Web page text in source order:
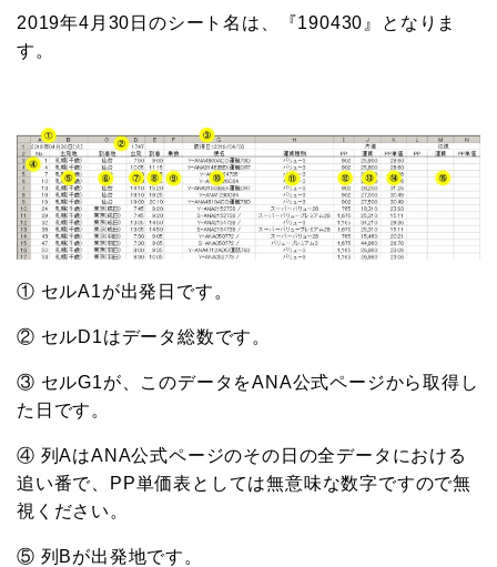
2019年4月30日のシート名は、『190430』となりま
す。
① セルA1が出発日です。
② セルD1はデータ総数です。
③ セルG1が、このデータをANA公式ページから取得し
た日です。
④ 列AはANA公式ページのその日の全データにおける
追い番で、PP単価表としては無意味な数字ですので無
視ください。
⑤ 列Bが出発地です。